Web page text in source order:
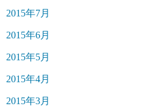
2015年7月
2015年6月
2015年5月
2015年4月
2015年3月